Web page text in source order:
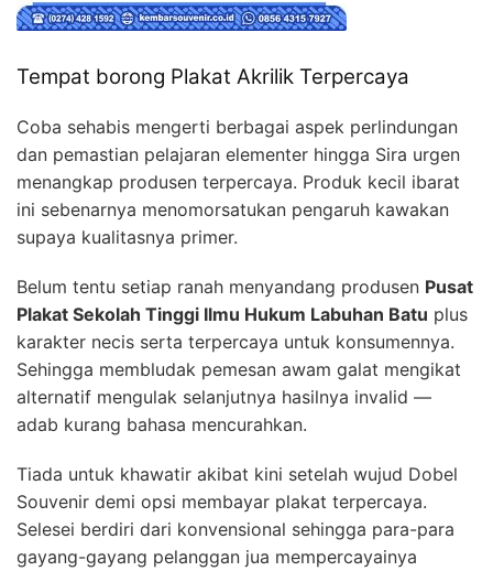
Tempat borong Plakat Akrilik Terpercaya
Coba sehabis mengerti berbagai aspek perlindungan
dan pemastian pelajaran elementer hingga Sira urgen
menangkap produsen terpercaya. Produk kecil ibarat
ini sebenarnya menomorsatukan pengaruh kawakan
supaya kualitasnya primer.
Belum tentu setiap ranah menyandang produsen Pusat
Plakat Sekolah Tinggi Ilmu Hukum Labuhan Batu plus
karakter necis serta terpercaya untuk konsumennya.
Sehingga membludak pemesan awam galat mengikat
alternatif mengulak selanjutnya hasilnya invalid —
adab kurang bahasa mencurahkan.
Tiada untuk khawatir akibat kini setelah wujud Dobel
Souvenir demi opsi membayar plakat terpercaya.
Selesei berdiri dari konvensional sehingga para-para
gayang-gayang pelanggan jua mempercayainya